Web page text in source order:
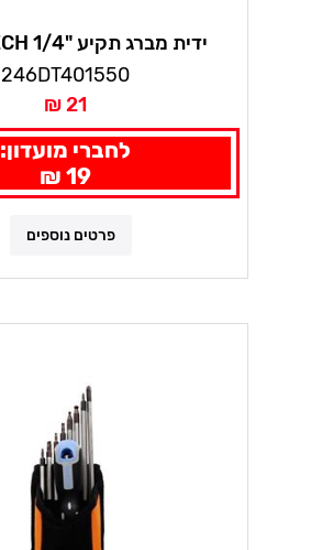
ידית מברג תקיע "1/4 DURATECH
246DT401550
21 ₪
לחברי מועדון:
19 ₪
פרטים נוספים